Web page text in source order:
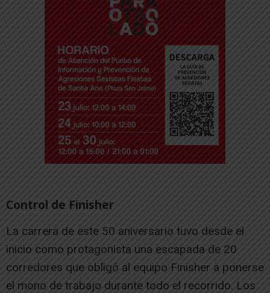
Control de Finisher
La carrera de este 50 aniversario tuvo desde el
inicio como protagonista una escapada de 20
corredores que obligó al equipo Finisher a ponerse
el mono de trabajo durante todo el recorrido. Los